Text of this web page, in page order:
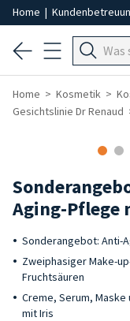
Home |
Home Kosmetik
Gesichtslinie Dr Renaud
Aging-Pflege
Sonderangebot: Anti-
Zweiphasiger Make-
Fruchtsäuren
Creme, Serum,
mit Iris